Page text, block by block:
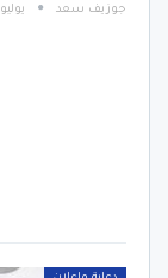
جوزيف سعد يوليو 26, 2026